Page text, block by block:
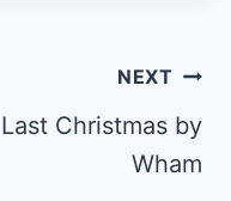
NEXT
Last Christmas by
Wham